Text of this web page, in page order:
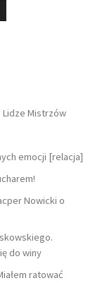
Lidze Mistrzów
emocji [relacja]
Nowicki o
do winy
ratować